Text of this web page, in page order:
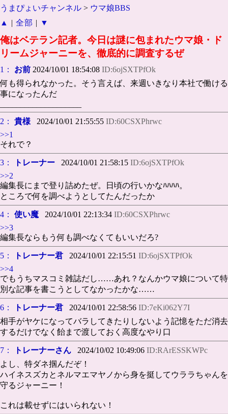
うまぴょいチャンネル > ウマ娘BBS
▲
| 全部 | ▼
俺はベテラン記者。今日は謎に包まれたウマ娘・ド
リームジャーニーを、徹底的に調査するぜ
1： お前 2024/10/01 18:54:08 ID:6ojSXTPfOk
何も得られなかった。そう言えば、来週いきなり本社で働ける
事になったんだ
2：
貴様 2024/10/01 21:55:55 ID:60CSXPhrwc
>>1
それで？
3： トレーナー 2024/10/01 21:58:15 ID:6ojSXTPfOk
>>2
編集長にまで登り詰めたぜ。日頃の行いかなﾊﾊﾊﾊ。
ところで何を調べようとしてたんだったか
4： 使い魔 2024/10/01 22:13:34 ID:60CSXPhrwc
>>3
編集長ならもう何も調べなくてもいいだろ?
5： トレーナー君 2024/10/01 22:15:51 ID:6ojSXTPfOk
>>4
でもうちマスコミ雑誌だし……あれ？なんかウマ娘について特
別な記事を書こうとしてなかったかな……
6： トレーナー君 2024/10/01 22:58:56 ID:7eKi062Y7I
相手がヤケになってバラしてきたりしないよう記憶をただ消去
するだけでなく飴まで渡しておく高度なやり口
7： トレーナーさん 2024/10/02 10:49:06 ID:RArESSKWPc
よし、特ダネ掴んだぞ！
ハイネスズカとネルマエマヤノから身を挺してウララちゃんを
守るジャーニー！
これは載せずにはいられない！